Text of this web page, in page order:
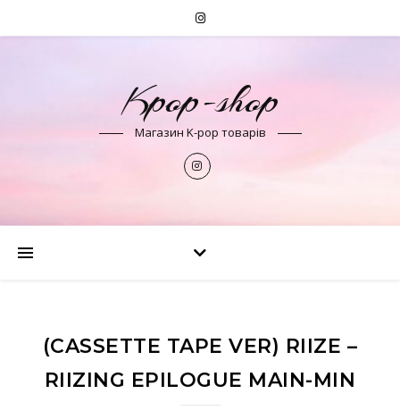
Kpop-shop
Магазин K-pop товарів
(CASSETTE TAPE VER) RIIZE –
RIIZING EPILOGUE MAIN-MIN